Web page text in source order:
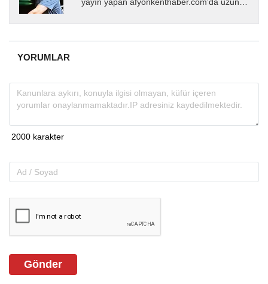
yayın yapan afyonkenthaber.com’da uzun
almakta, haber akışı...
YORUMLAR
Gönder